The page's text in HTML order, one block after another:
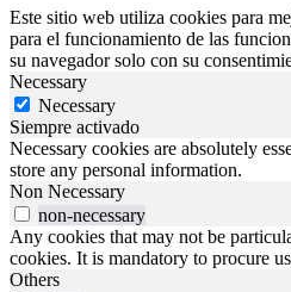
Este sitio web utiliza cookies para
para el funcionamiento de las
su navegador solo con su
Necessary
Necessary
Siempre activado
Necessary cookies are absolutely
store any personal information.
Non Necessary
non-necessary
Any cookies that may not be
cookies. It is mandatory to procure
Others